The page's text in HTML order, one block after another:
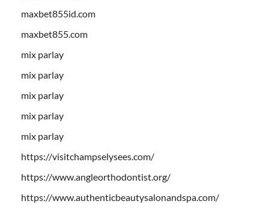
maxbet855id.com
maxbet855.com
mix parlay
mix parlay
mix parlay
mix parlay
mix parlay
https://visitchampselysees.com/
https://www.angleorthodontist.org/
https://www.authenticbeautysalonandspa.com/